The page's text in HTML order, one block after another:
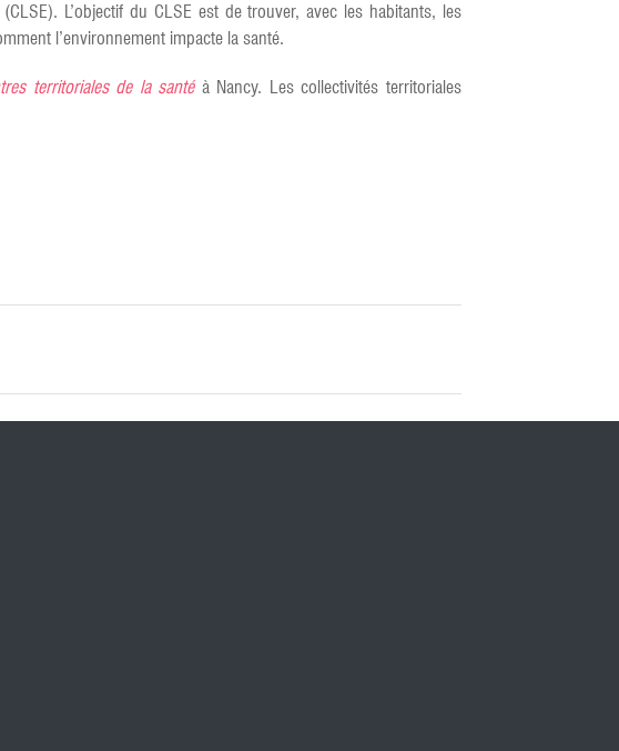
L’objectif du CLSE est de trouver, avec les habitants, les
l’environnement impacte la santé.
territoriales de la santéà Nancy. Les collectivités territoriales